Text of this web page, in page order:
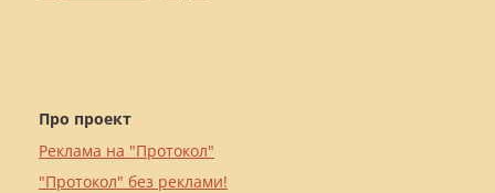
Про проект
Реклама на "Протокол"
"Протокол" без реклами!